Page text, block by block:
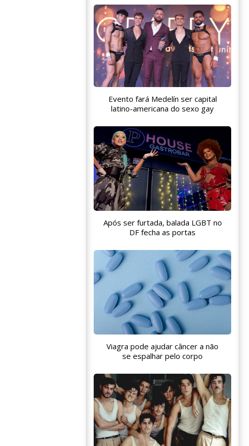
Evento fará Medelín ser capital
latino-americana do sexo gay
Após ser furtada, balada LGBT no
DF fecha as portas
Viagra pode ajudar câncer a não
se espalhar pelo corpo